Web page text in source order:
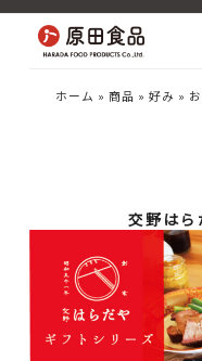
ホーム » 商品 » 好み »
交野はら